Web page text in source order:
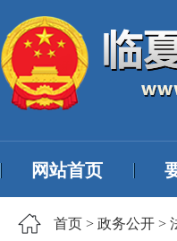
网站首页
首页 > 政务公开 >